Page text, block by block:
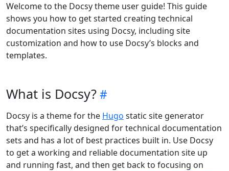
Welcome to the Docsy theme user guide! This guide
shows you how to get started creating technical
documentation sites using Docsy, including site
customization and how to use Docsy’s blocks and
templates.
What is Docsy?
Docsy is a theme for the Hugo static site generator
that’s specifically designed for technical documentation
sets and has a lot of best practices built in. Use Docsy
to get a working and reliable documentation site up
and running fast, and then get back to focusing on